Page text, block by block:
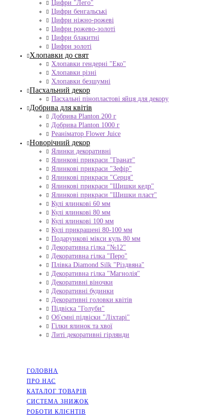
Цифри "Лего"
Цифри бенгальські
Цифри ніжно-рожеві
Цифри рожево-золоті
Цифри блакитні
Цифри золоті
Хлопавки до свят
Хлопавки гендерні "Еко"
Хлопавки різні
Хлопавки безшумні
Пасхальний декор
Пасхальні пінопластові яйця для декору
Добрива для квітів
Добрива Planton 200 г
Добрива Planton 1000 г
Реаніматор Flower Juice
Новорічний декор
Ялинки декоративні
Ялинкові прикраси "Гранат"
Ялинкові прикраси "Зефір"
Ялинкові прикраси "Серця"
Ялинкові прикраси "Шишки кедр"
Ялинкові прикраси "Шишки пласт"
Кулі ялинкові 60 мм
Кулі ялинкові 80 мм
Кулі ялинкові 100 мм
Кулі прикрашені 80-100 мм
Подарункові мікси куль 80 мм
Декоративна гілка "№12"
Декоративна гілка "Перо"
Плівка Diamond Silk "Різдвяна"
Декоративна гілка "Магнолія"
Декоративні віночки
Декоративні будинки
Декоративні головки квітів
Підвіска "Голуби"
Об'ємні підвіски "Ліхтарі"
Гілки ялинок та хвої
Литі декоративні гірлянди
ГОЛОВНА
ПРО НАС
КАТАЛОГ ТОВАРІВ
СИСТЕМА ЗНИЖОК
РОБОТИ КЛІЄНТІВ